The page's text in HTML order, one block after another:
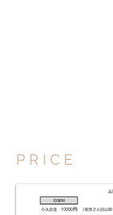
P R I C E